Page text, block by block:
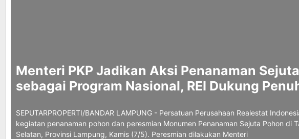
Menteri PKP Jadikan Aksi Penanaman
sebagai Program Nasional, REI Dukung
SEPUTARPROPERTI/BANDAR LAMPUNG - Persatuan Perusahaan Realestat
kegiatan penanaman pohon dan peresmian Monumen Penanaman Sejuta Pohon di
Selatan, Provinsi Lampung, Kamis (7/5). Peresmian dilakukan Menteri